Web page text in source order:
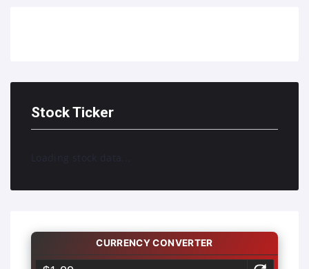
Stock Ticker
Loading stock data...